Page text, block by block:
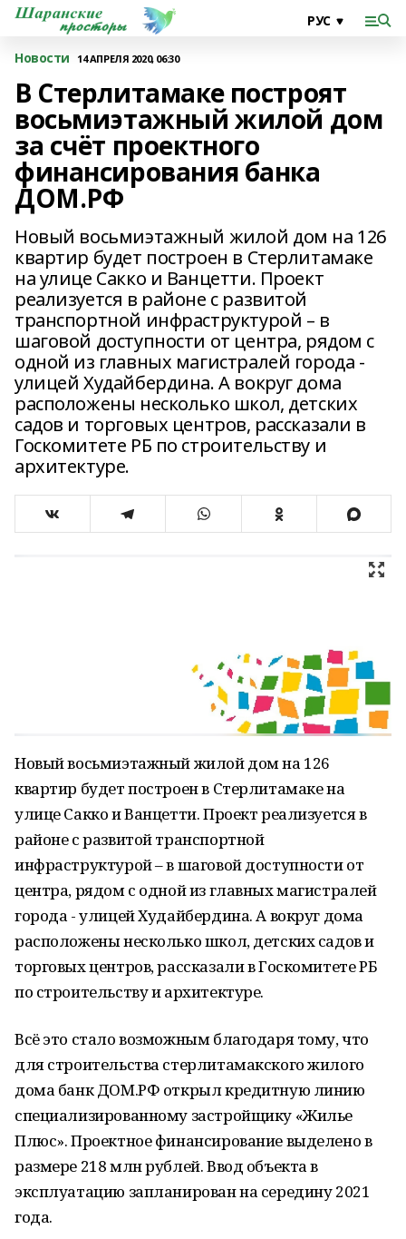
Новости 14 АПРЕЛЯ 2020, 06:30
В Стерлитамаке построят
восьмиэтажный жилой дом
за счёт проектного
финансирования банка
ДОМ.РФ
Новый восьмиэтажный жилой дом на 126
квартир будет построен в Стерлитамаке
на улице Сакко и Ванцетти. Проект
реализуется в районе с развитой
транспортной инфраструктурой – в
шаговой доступности от центра, рядом с
одной из главных магистралей города -
улицей Худайбердина. А вокруг дома
расположены несколько школ, детских
садов и торговых центров, рассказали в
Госкомитете РБ по строительству и
архитектуре.
Новый восьмиэтажный жилой дом на 126
квартир будет построен в Стерлитамаке на
улице Сакко и Ванцетти. Проект реализуется в
районе с развитой транспортной
инфраструктурой – в шаговой доступности от
центра, рядом с одной из главных магистралей
города - улицей Худайбердина. А вокруг дома
расположены несколько школ, детских садов и
торговых центров, рассказали в Госкомитете РБ
по строительству и архитектуре.
Всё это стало возможным благодаря тому, что
для строительства стерлитамакского жилого
дома банк ДОМ.РФ открыл кредитную линию
специализированному застройщику «Жилье
Плюс». Проектное финансирование выделено в
размере 218 млн рублей. Ввод объекта в
эксплуатацию запланирован на середину 2021
года.